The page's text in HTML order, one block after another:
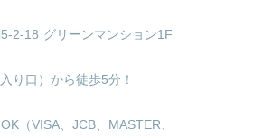
2-18 グリーンマンション1F
り口）から徒歩5分！
（VISA、JCB、MASTER、